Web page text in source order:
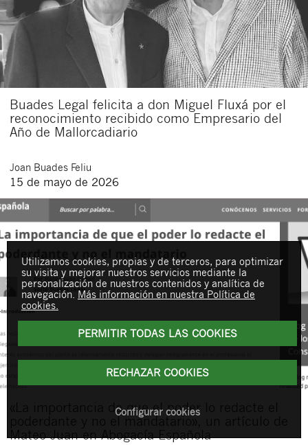
Buades Legal felicita a don Miguel Fluxá por el
reconocimiento recibido como Empresario del
Año de Mallorcadiario
Joan Buades Feliu
15 de mayo de 2026
«La importancia de que el poder lo redacte el
poderdante y no el mandatario», un artículo de
Mateo Juan en Abogacía Española
Utilizamos cookies, propias y de terceros, para optimizar
su visita y mejorar nuestros servicios mediante la
personalización de nuestros contenidos y analítica de
navegación. Más información en nuestra Política de
cookies.
PERMITIR TODAS LAS COOKIES
RECHAZAR COOKIES
Configurar cookies